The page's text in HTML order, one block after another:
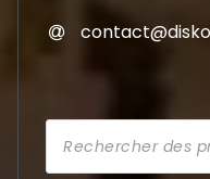
Recherche
de